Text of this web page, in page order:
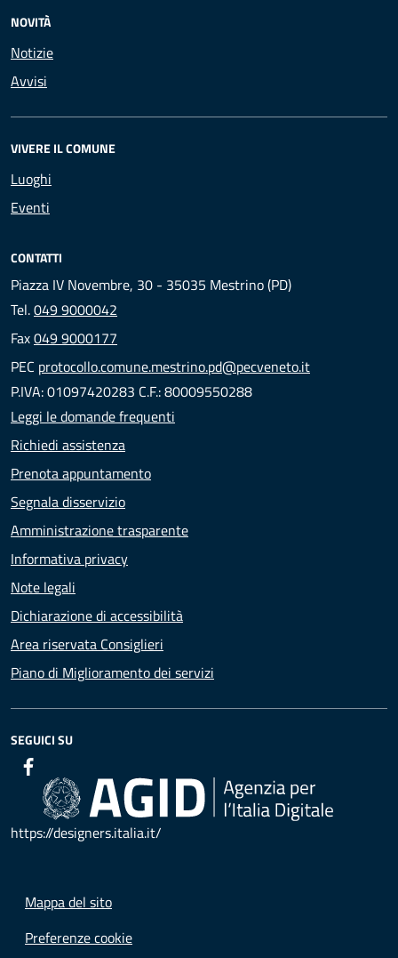
NOVITÀ
Notizie
Avvisi
VIVERE IL COMUNE
Luoghi
Eventi
CONTATTI
Piazza IV Novembre, 30 - 35035 Mestrino (PD)
Tel.049 9000042
Fax049 9000177
PEC protocollo.comune.mestrino.pd@pecveneto.it
P.IVA: 01097420283 C.F.: 80009550288
Leggi le domande frequenti
Richiedi assistenza
Prenota appuntamento
Segnala disservizio
Amministrazione trasparente
Informativa privacy
Note legali
Dichiarazione di accessibilità
Area riservata Consiglieri
Piano di Miglioramento dei servizi
SEGUICI SU
https://designers.italia.it/
Mappa del sito
Preferenze cookie